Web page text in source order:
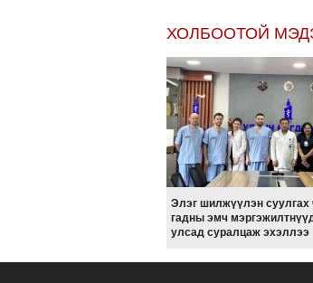
ХОЛБООТОЙ
Элэг шилжүүлэн суулгах
гадны эмч
улсад суралцаж эхэллээ